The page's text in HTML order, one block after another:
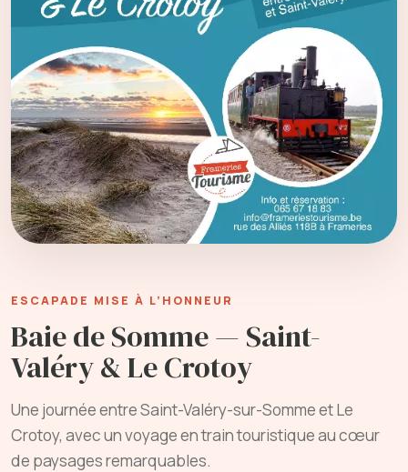
ESCAPADE MISE À L’HONNEUR
Baie de Somme — Saint-
Valéry & Le Crotoy
Une journée entre Saint-Valéry-sur-Somme et Le
Crotoy, avec un voyage en train touristique au cœur
de paysages remarquables.